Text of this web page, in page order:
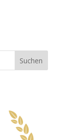
Suchen